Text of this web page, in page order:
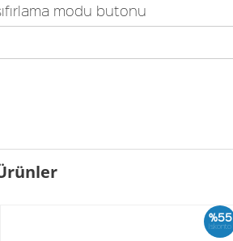
modu butonu
%55
İskonto